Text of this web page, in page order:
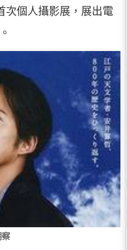
次個人攝影展，展出電
察